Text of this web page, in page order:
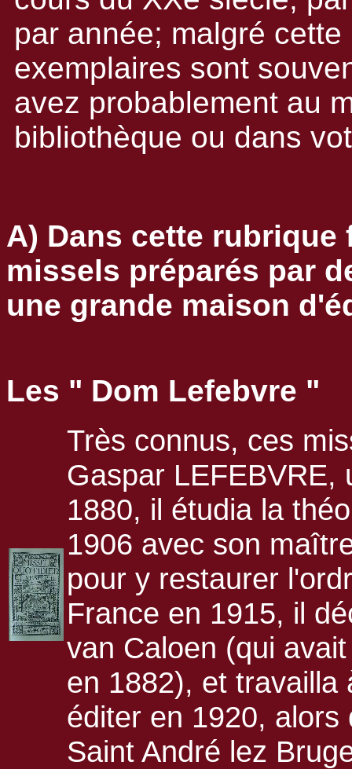
par année; malgré
exemplaires sont
avez probablement au
bibliothèque ou dans
A) Dans cette
missels préparés par
une grande maison
Les " Dom Lefebvre "
Très connus, ces
Gaspar LEFEBVRE,
1880, il étudia la
1906 avec son
pour y restaurer
France en 1915, il
van Caloen (qui
en 1882), et travailla
éditer en 1920, alors
Saint André lez